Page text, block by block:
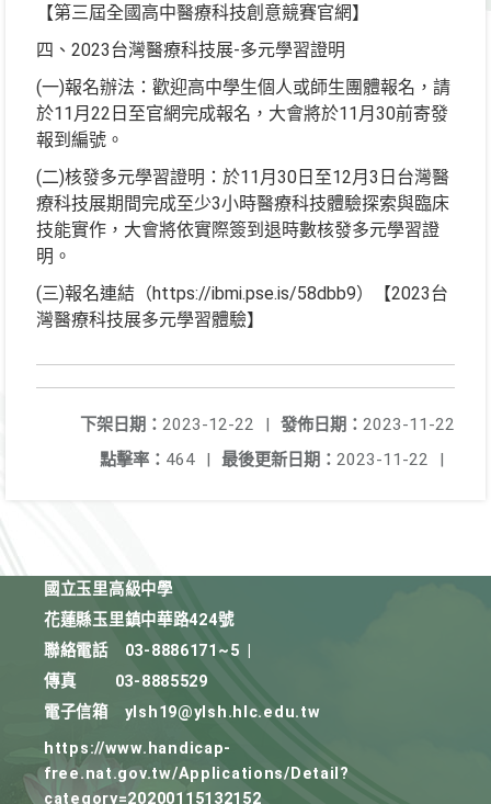
【第三屆全國高中醫療科技創意競賽官網】
四、2023台灣醫療科技展-多元學習證明
(一)報名辦法：歡迎高中學生個人或師生團體報名，請
於11月22日至官網完成報名，大會將於11月30前寄發
報到編號。
(二)核發多元學習證明：於11月30日至12月3日台灣醫
療科技展期間完成至少3小時醫療科技體驗探索與臨床
技能實作，大會將依實際簽到退時數核發多元學習證
明。
(三)報名連結（https://ibmi.pse.is/58dbb9）【2023台
灣醫療科技展多元學習體驗】
發佈日期： 2023-11-22
下架日期： 2023-12-22
|
最後更新日期： 2023-11-22 |
點擊率： 464 |
國立玉里高級中學
花蓮縣玉里鎮中華路424號
聯絡電話
03-8886171~5
傳真
03-8885529
電子信箱
ylsh19@ylsh.hlc.edu.tw
https://www.handicap-
free.nat.gov.tw/Applications/Detail?
category=20200115132152